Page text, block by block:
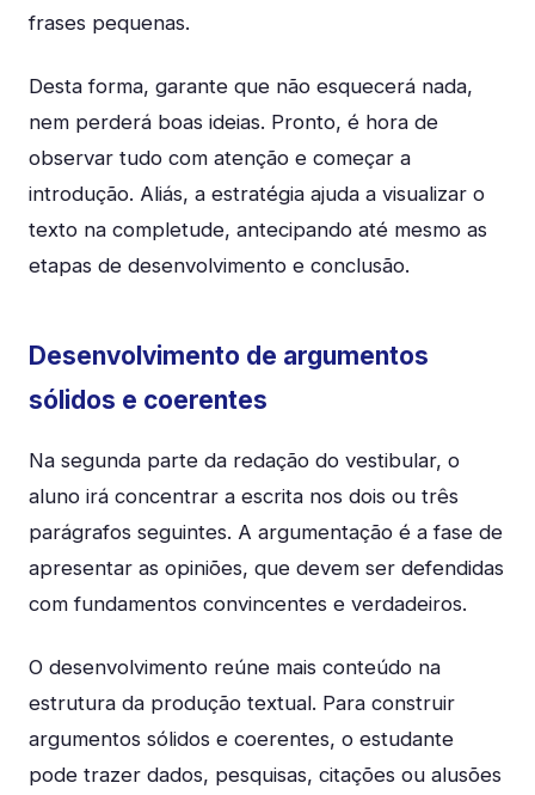
frases pequenas.
Desta forma, garante que não esquecerá nada,
nem perderá boas ideias. Pronto, é hora de
observar tudo com atenção e começar a
introdução. Aliás, a estratégia ajuda a visualizar o
texto na completude, antecipando até mesmo as
etapas de desenvolvimento e conclusão.
Desenvolvimento de argumentos
sólidos e coerentes
Na segunda parte da redação do vestibular, o
aluno irá concentrar a escrita nos dois ou três
parágrafos seguintes. A argumentação é a fase de
apresentar as opiniões, que devem ser defendidas
com fundamentos convincentes e verdadeiros.
O desenvolvimento reúne mais conteúdo na
estrutura da produção textual. Para construir
argumentos sólidos e coerentes, o estudante
pode trazer dados, pesquisas, citações ou alusões